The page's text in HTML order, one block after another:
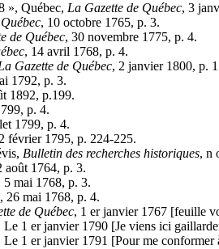
», Québec, La Gazette de Québec, 3
, 10 octobre 1765, p. 3.
de Québec, 30 novembre 1775, p. 4.
, 14 avril 1768, p. 4.
Gazette de Québec, 2 janvier 1800, p.
1792, p. 3.
1892, p.199.
p. 4.
1799, p. 4.
février 1795, p. 224-225.
Bulletin des recherches historiques, n
août 1764, p. 3.
5 mai 1768, p. 3.
, 26 mai 1768, p. 4.
de Québec, 1 er janvier 1767 [feuille
1 er janvier 1790 [Je viens ici
1 er janvier 1791 [Pour me